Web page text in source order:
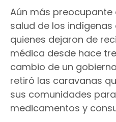
Aún más
salud de los
quienes dejaron de
médica desde hace
cambio de un
retiró las caravanas
sus comunidades
medicamentos y